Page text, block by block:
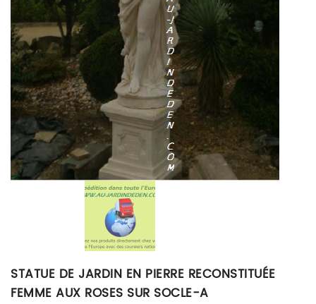
STATUE DE JARDIN EN PIERRE RECONSTITUÉE
FEMME AUX ROSES SUR SOCLE-A